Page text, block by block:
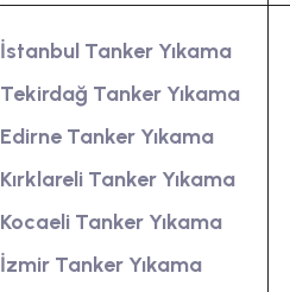
İstanbul Tanker Yıkama
Tekirdağ Tanker Yıkama
Edirne Tanker Yıkama
Kırklareli Tanker Yıkama
Kocaeli Tanker Yıkama
İzmir Tanker Yıkama